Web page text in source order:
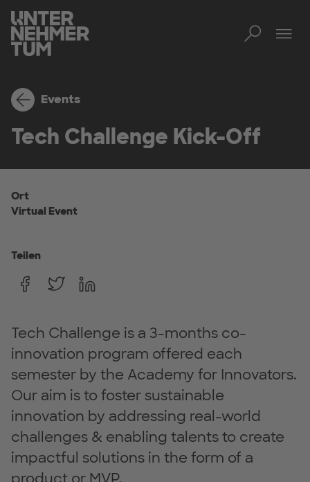
Events
Tech Challenge Kick-Off
Ort
Virtual Event
Teilen
Tech Challenge is a 3-months co-
innovation program offered each
semester by the Academy for Innovators.
Our aim is to foster sustainable
innovation by addressing real-world
challenges & enabling talents to create
impactful solutions in the form of a